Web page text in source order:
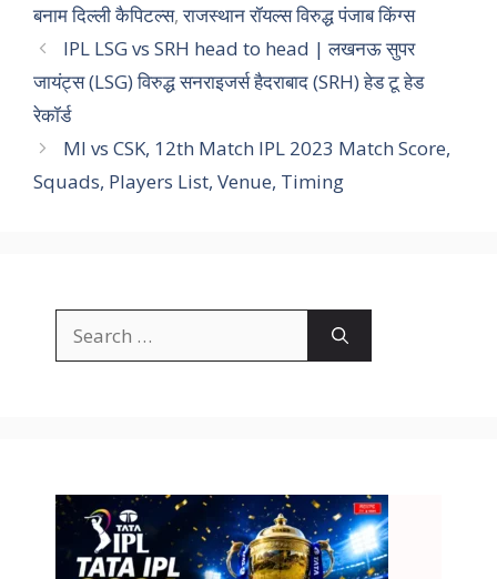
बनाम दिल्ली कैपिटल्स,राजस्थान रॉयल्स विरुद्ध पंजाब किंग्स
IPL LSG vs SRH head to head | लखनऊ सुपर
जायंट्स (LSG) विरुद्ध सनराइजर्स हैदराबाद (SRH) हेड टू हेड
रेकॉर्ड
MI vs CSK, 12th Match IPL 2023 Match Score,
Squads, Players List, Venue, Timing